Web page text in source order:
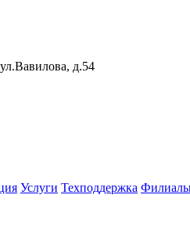
д.54
Услуги Техподдержка